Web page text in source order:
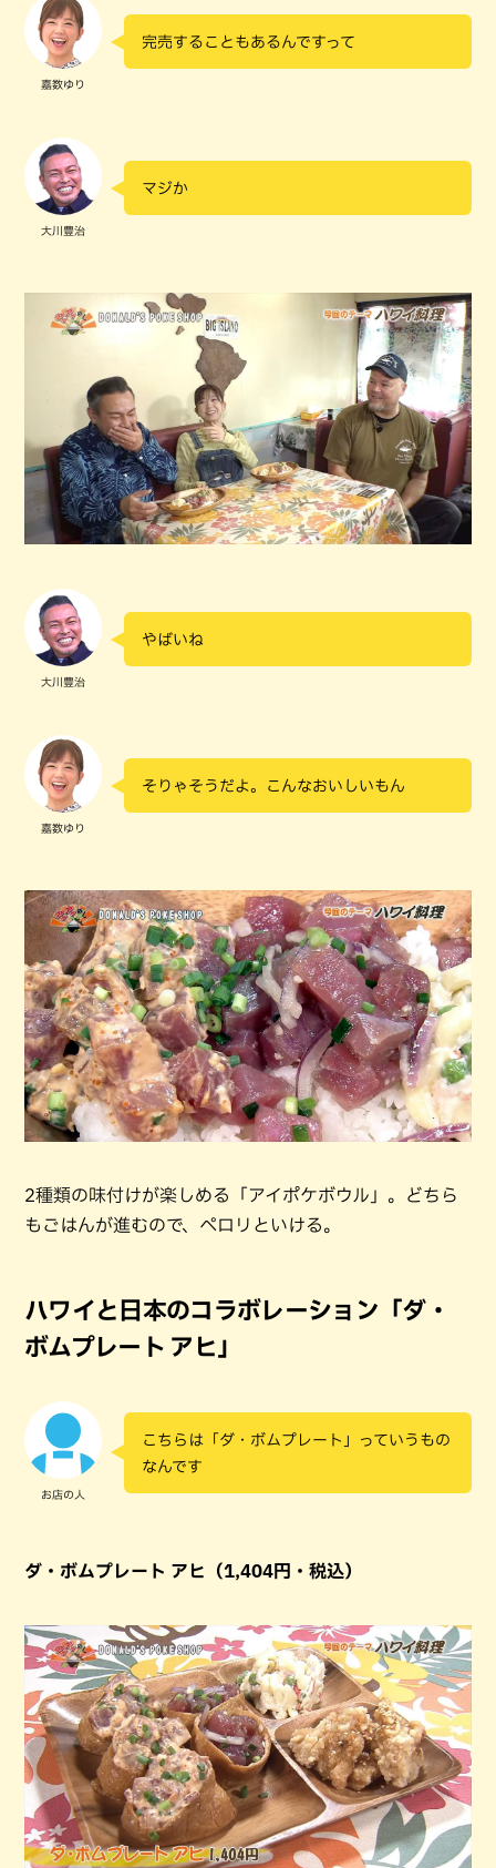
嘉数ゆり
完売することもあるんですって
大川豊治
マジか
大川豊治
やばいね
嘉数ゆり
そりゃそうだよ。こんなおいしいもん
2種類の味付けが楽しめる「アイポケボウル」。どちら
もごはんが進むので、ペロリといける。
ハワイと日本のコラボレーション「ダ・
ボムプレート アヒ」
お店の人
こちらは「ダ・ボムプレート」っていうもの
なんです
ダ・ボムプレート アヒ（1,404円・税込）